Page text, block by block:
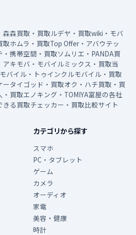
森森買取・買取ルデヤ・買取wiki・モバ
ホムラ・買取Top Offer・アバウテッ
携帯空間・買取ソムリエ・PANDA買
キモバ・モバイルミックス・買取当
バイル・トゥインクルモバイル・買取
タイゴッド・買取オク・ハチ買取・買
買取エノキング・TOMIYA富屋の各社
る買取チェッカー・買取比較サイト
カテゴリから探す
スマホ
PC・タブレット
ゲーム
カメラ
オーディオ
家電
美容・健康
時計